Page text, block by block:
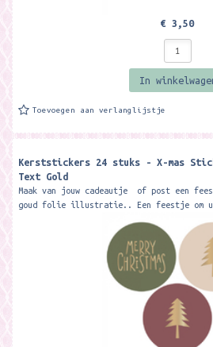
€ 3,50
In
Toevoegen aan verlanglijstje
Kerststickers 24 stuks - X-mas
Text Gold
Maak van jouw cadeautje of post een
goud folie illustratie.. Een feestje om